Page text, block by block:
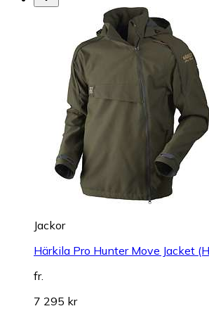
Jackor
Härkila Pro Hunter Move Jacket
fr.
7 295 kr